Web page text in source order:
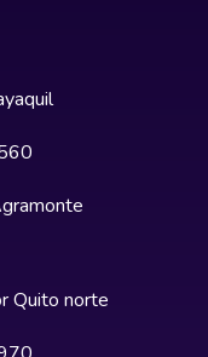
Quito norte